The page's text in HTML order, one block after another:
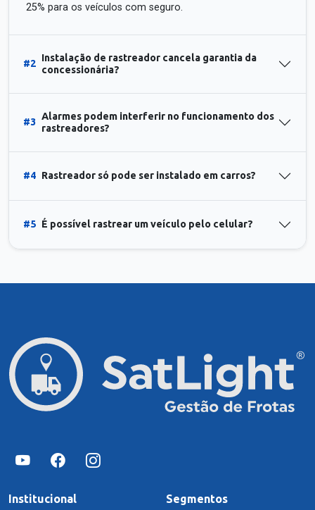
25% para os veículos com seguro.
#2
Instalação de rastreador cancela garantia da
concessionária?
#3
Alarmes podem interferir no funcionamento dos
rastreadores?
#4 Rastreador só pode ser instalado em carros?
#5 É possível rastrear um veículo pelo celular?
Institucional Segmentos